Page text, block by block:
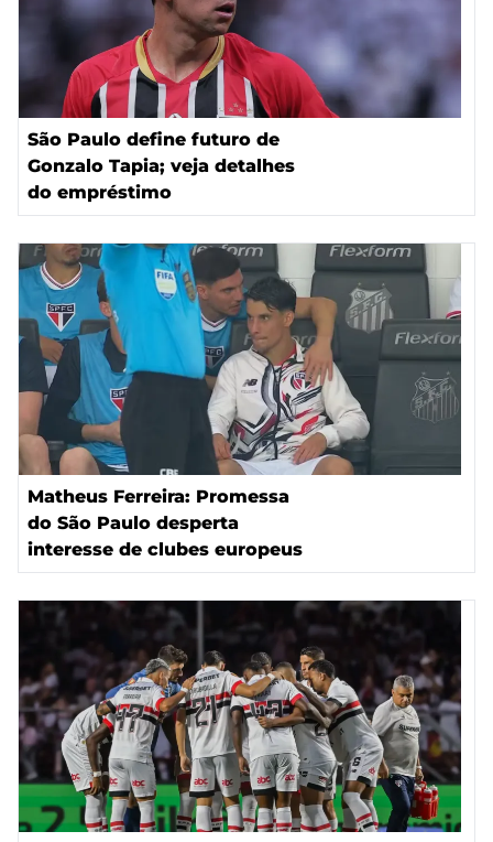
São Paulo define futuro de
Gonzalo Tapia; veja detalhes
do empréstimo
Matheus Ferreira: Promessa
do São Paulo desperta
interesse de clubes europeus